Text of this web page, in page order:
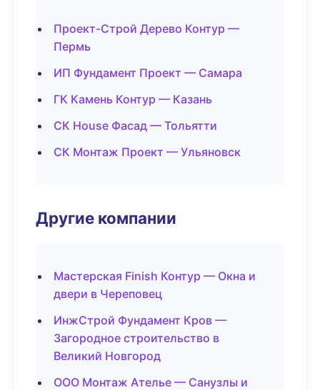
Проект-Строй Дерево Контур —
Пермь
ИП Фундамент Проект — Самара
ГК Камень Контур — Казань
СК House Фасад — Тольятти
СК Монтаж Проект — Ульяновск
Другие компании
Мастерская Finish Контур — Окна и
двери в Череповец
ИнжСтрой Фундамент Кров —
Загородное строительство в
Великий Новгород
ООО Монтаж Ателье — Санузлы и